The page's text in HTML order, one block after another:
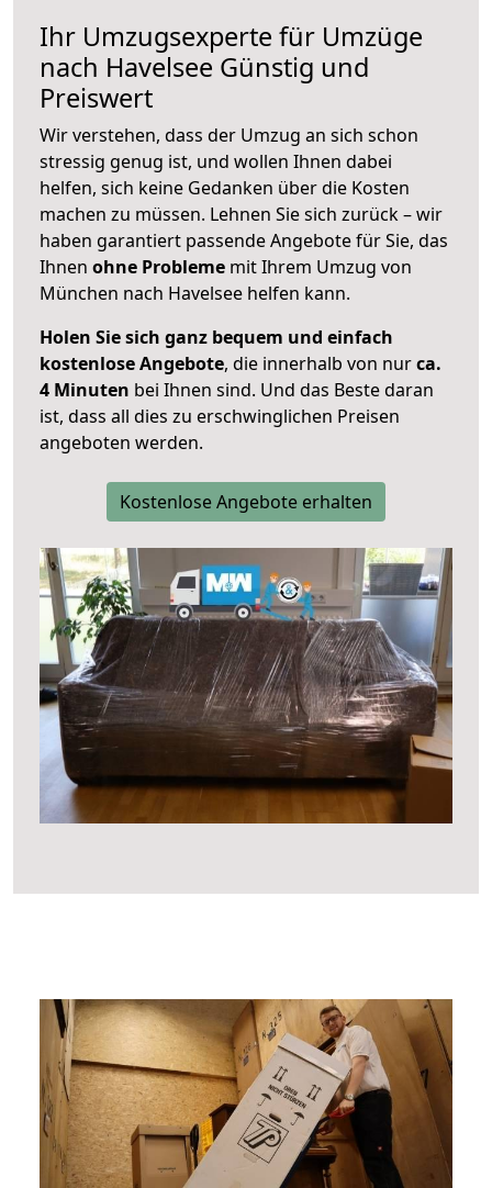
Ihr Umzugsexperte für Umzüge
nach Havelsee Günstig und
Preiswert
Wir verstehen, dass der Umzug an sich schon
stressig genug ist, und wollen Ihnen dabei
helfen, sich keine Gedanken über die Kosten
machen zu müssen. Lehnen Sie sich zurück – wir
haben garantiert passende Angebote für Sie, das
Ihnen ohne Probleme mit Ihrem Umzug von
München nach Havelsee helfen kann.
Holen Sie sich ganz bequem und einfach
kostenlose Angebote, die innerhalb von nurca.
4 Minuten bei Ihnen sind. Und das Beste daran
ist, dass all dies zu erschwinglichen Preisen
angeboten werden.
Kostenlose Angebote erhalten